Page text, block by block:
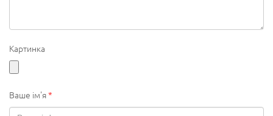
Картинка
Ваше ім'я*